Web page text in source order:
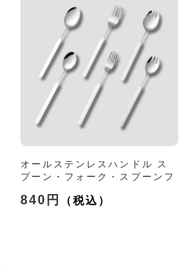
オールステンレスハンドル ス
プーン・フォーク・スプーンフ
（大/小 4種）
840円